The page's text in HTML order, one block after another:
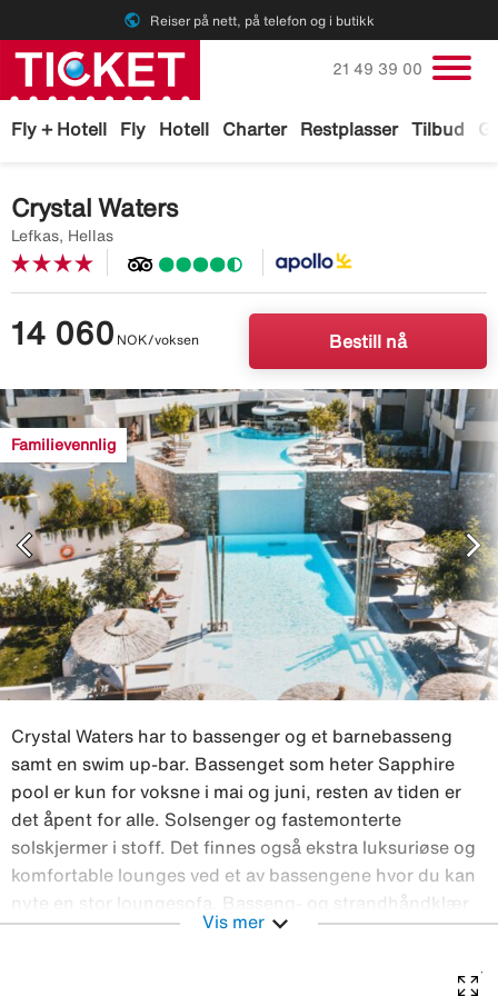
public Reiser på nett, på telefon og i butikk
Fly + Hotell Fly Hotell Charter Restplasser Tilbud
Ring oss på
21 49 39 00
Crystal Waters
Lefkas, Hellas
14 060 NOK/voksen Bestill nå
Familievennlig
Image
description
missing
chevron_left chevron_right
Crystal Waters har to bassenger og et barnebasseng
samt en swim up-bar. Bassenget som heter Sapphire
pool er kun for voksne i mai og juni, resten av tiden er
det åpent for alle. Solsenger og fastemonterte
solskjermer i stoff. Det finnes også ekstra luksuriøse og
komfortable lounges ved et av bassengene hvor du kan
nyte en stor loungesofa. Basseng- og strandhåndklær
mot depositum. Hotellets restaurant Emerald serverer
carte-restauranten Jade serverer frokostbuffé, lunsj og
Vis mer expand_more